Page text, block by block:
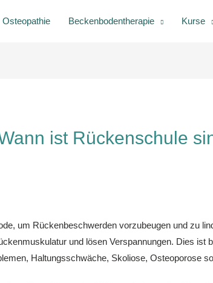
Osteopathie Beckenbodentherapie Kurse
ist Rückenschule
um Rückenbeschwerden vorzubeugen und zu
und lösen Verspannungen. Dies ist
Haltungsschwäche, Skoliose, Osteoporose